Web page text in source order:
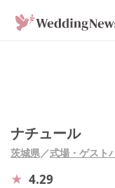
ナチュール
茨城県／式場・ゲスト
4.29